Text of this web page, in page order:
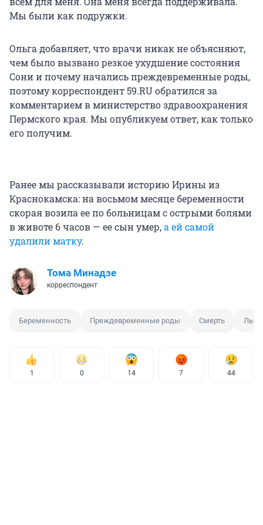
Мы были как подружки.
Ольга добавляет, что врачи никак не объясняют,
чем было вызвано резкое ухудшение состояния
Сони и почему начались преждевременные роды,
поэтому корреспондент 59.RU обратился за
комментарием в министерство здравоохранения
Пермского края. Мы опубликуем ответ, как только
его получим.
Ранее мы рассказывали историю Ирины из
Краснокамска: на восьмом месяце беременности
скорая возила ее по больницам с острыми болями
в животе 6 часов — ее сын умер,а ей самой
удалили матку.
Тома Минадзе
корреспондент
Беременность Преждевременные роды Смерть
1 0 14 7 44